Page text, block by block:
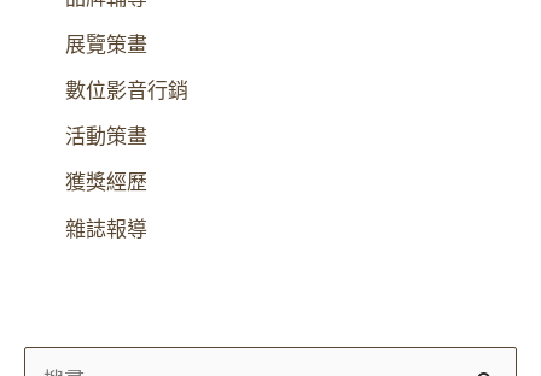
展覽策畫
數位影音行銷
活動策畫
獲獎經歷
雜誌報導